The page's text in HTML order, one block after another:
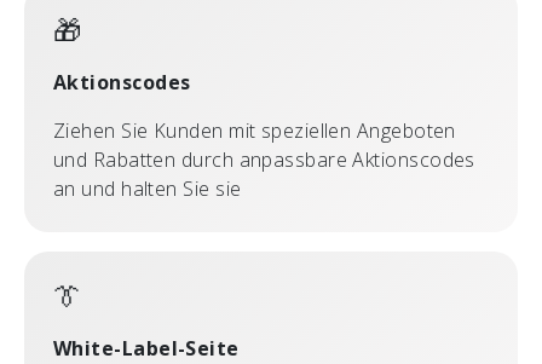
🎁
Aktionscodes
Ziehen Sie Kunden mit speziellen Angeboten
und Rabatten durch anpassbare Aktionscodes
an und halten Sie sie
👔
White-Label-Seite